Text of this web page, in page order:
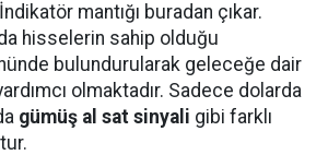
mantığı buradan çıkar.
hisselerin sahip olduğu
bulundurularak geleceğe dair
olmaktadır. Sadece dolarda
gümüş al sat sinyali gibi farklı